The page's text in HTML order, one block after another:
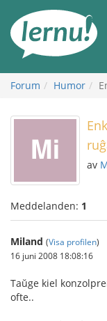
sidans
innehåll
Forum Humor
av
Meddelanden: 1
Miland (Visa profilen)
16 juni 2008 18:08:16
Taŭge kiel
ofte..